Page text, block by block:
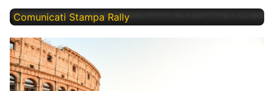
Comunicati Stampa Rally Giovedì, 27 Luglio 2023